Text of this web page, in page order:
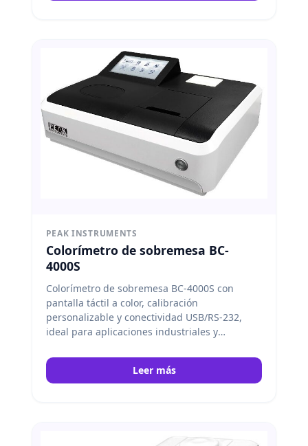
PEAK INSTRUMENTS
Colorímetro de sobremesa BC-
4000S
Colorímetro de sobremesa BC-4000S con
pantalla táctil a color, calibración
personalizable y conectividad USB/RS-232,
ideal para aplicaciones industriales y
Leer más